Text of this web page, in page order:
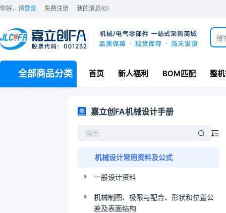
你好，请登录 免费注册 我的消息(0)
全部商品分类 首页 新人福利 BOM匹配 整
嘉立创FA机械设计手册
机械设计常用资料及公式
一般设计资料
机械制图、极限与配合、形状和位置公
差及表面结构